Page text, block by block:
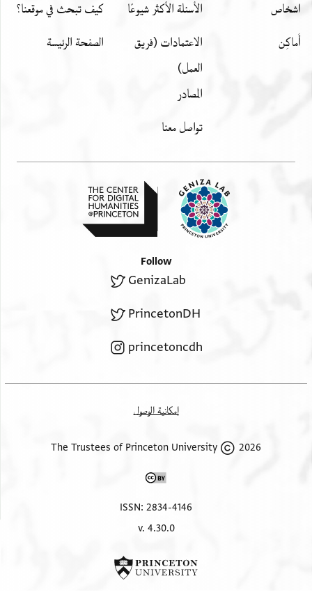
اشخاص
أَماكِن
الأسئلة الأكثر شيوعًا
الاعتمادات (فريق
العمل)
المصادر
تواصل معنا
كيف تبحث في موقعنا؟
الصفحة الرئيسة
Follow
GenizaLab
PrincetonDH
princetoncdh
إمكانية الوصول
2026 The Trustees of Princeton University
ISSN: 2834-4146
v. 4.30.0